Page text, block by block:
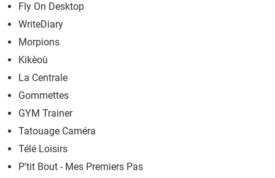
Fly On Desktop
WriteDiary
Morpions
Kikèoù
La Centrale
Gommettes
GYM Trainer
Tatouage Caméra
Télé Loisirs
P'tit Bout - Mes Premiers Pas